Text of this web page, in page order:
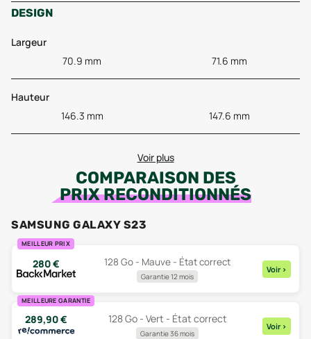
DESIGN
Largeur
70.9 mm
71.6 mm
Hauteur
146.3 mm
147.6 mm
Voir plus
COMPARAISON DES
PRIX RECONDITIONNÉS
SAMSUNG GALAXY S23
MEILLEUR PRIX
280€ 128 Go - Mauve - État correct
Garantie 12 mois
Voir >
MEILLEURE GARANTIE
289,90€ 128 Go - Vert - État correct
Garantie 36 mois
Voir >